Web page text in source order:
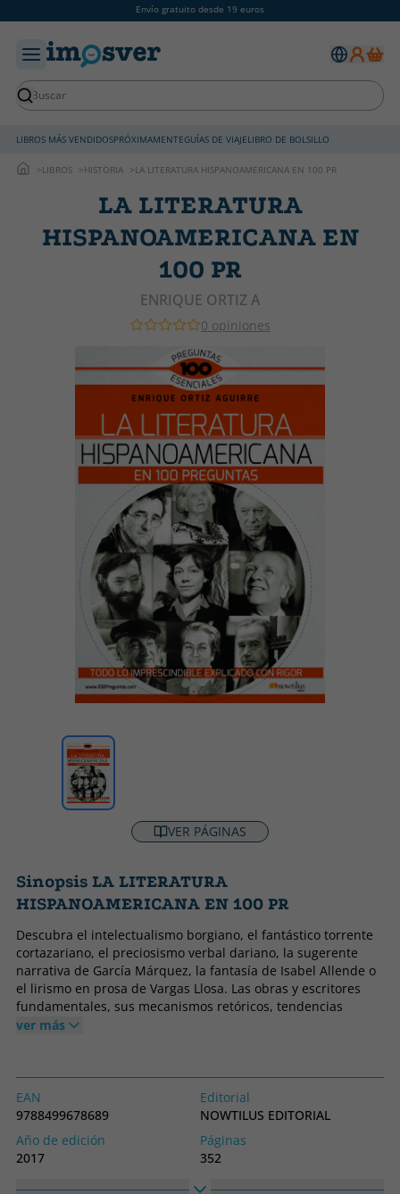
Envío gratuito desde 19 euros
LIBROS MÁS VENDIDOSPRÓXIMAMENTEGUÍAS DE VIAJELIBRO DE BOLSILLO
LIBROS HISTORIA LA LITERATURA HISPANOAMERICANA EN 100 PR
LA LITERATURA
HISPANOAMERICANA EN
100 PR
ENRIQUE ORTIZ A
0 opiniones
VER PÁGINAS
Sinopsis LA LITERATURA
HISPANOAMERICANA EN 100 PR
Descubra el intelectualismo borgiano, el fantástico torrente
cortazariano, el preciosismo verbal dariano, la sugerente
narrativa de García Márquez, la fantasía de Isabel Allende o
el lirismo en prosa de Vargas Llosa. Las obras y escritores
fundamentales, sus mecanismos retóricos, tendencias
literarias y estilos, la esencia del realismo mágico y la
¿Conoces los textos más eróticos de Julio Cortázar?, ¿Cómo
influye Pablo Neruda en los poetas españoles?, ¿Cuál es el
origen de la novela del tirano?, ¿Relación entre los cuentos
de Bioy Casares y el género policiaco?, ¿Cuáles son las
principales Vanguardias literarias hispanoamericanas?,¿Qué
tipo de cuentista es Jorge Luis Borges?, ¿Qué rifirrafe hubo
entre Vargas Llosa y García Márquez?
ver más
EAN
9788499678689
Editorial
NOWTILUS EDITORIAL
Año de edición
2017
Páginas
352
Idioma